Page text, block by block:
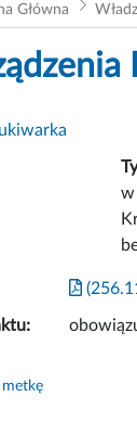
Główna
w
metkę